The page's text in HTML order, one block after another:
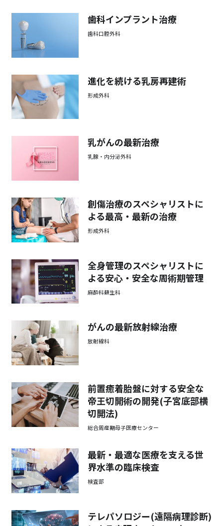
歯科インプラント治療
歯科口腔外科
進化を続ける乳房再建術
形成外科
乳がんの最新治療
乳腺・内分泌外科
創傷治療のスペシャリストに
よる最高・最新の治療
形成外科
全身管理のスペシャリストに
よる安心・安全な周術期管理
麻酔科蘇生科
がんの最新放射線治療
放射線科
前置癒着胎盤に対する安全な
帝王切開術の開発(子宮底部横
切開法)
総合周産期母子医療センター
最新・最適な医療を支える世
界水準の臨床検査
検査部
テレパソロジー(遠隔病理診断)